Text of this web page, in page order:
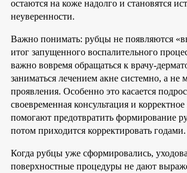
остаются на коже надолго и становятся
неуверенности.
Важно понимать: рубцы не появляются
итог запущенного воспалительного
важно вовремя обращаться к врачу-
заниматься лечением акне системно, а не
проявления. Особенно это касается
своевременная консультация и
помогают предотвратить формирование
потом приходится корректировать годами.
Когда рубцы уже сформировались,
поверхностные процедуры не дают